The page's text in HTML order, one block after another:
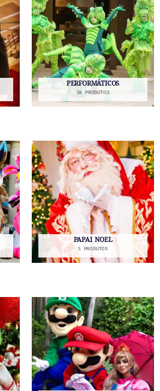
PERFORMÁTICOS
26 PRODUTOS
PAPAI NOEL
5 PRODUTOS